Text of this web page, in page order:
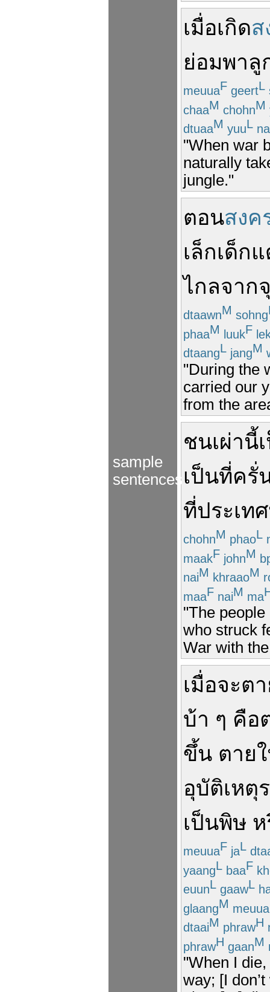
sample
sentences
เมื่อเกิดส
ย่อมพาลู
meuuaF geertL
chaaM chohnM
dtuaaM yuuL
"When war
naturally
jungle."
ตอนสงค
เล็กเด็ก
ไกลจาก
dtaawnM sohng
phaaM luukF
dtaangL jangM
"During the
carried our
from the
ชนเผ่านี้
เป็นที่ครั่
ที่ประเทศ
chohnM phaoL
maakF johnM
naiM khraaoM
maaF naiM ma
"The
who struck
War with
เมื่อจะต
บ้า ๆ คือ
ขึ้น ตาย
อุบัติเหตุ
เป็นพิษ
meuuaF jaL
yaangL baaF
euunL gaawL
glaangM
dtaaiM phrawH
phrawH gaanM
"When I
way; [I